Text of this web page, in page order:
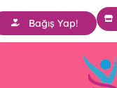
Bağış Yap!